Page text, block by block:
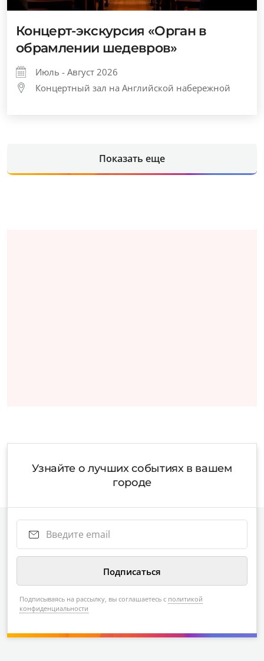
Концерт-экскурсия «Орган в
обрамлении шедевров»
Июль - Август 2026
Концертный зал на Английской набережной
Показать еще
Узнайте о лучших событиях в вашем
городе
Подписываясь на рассылку, вы соглашаетесь с политикой
конфиденциальности